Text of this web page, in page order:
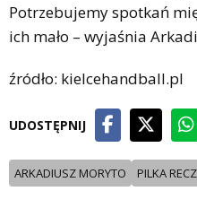
Potrzebujemy spotkań
ich mało – wyjaśnia
źródło: kielcehandball.pl
UDOSTĘPNIJ
ARKADIUSZ MORYTO PILKA